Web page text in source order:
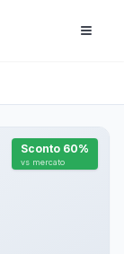
Sconto 60%
vs mercato